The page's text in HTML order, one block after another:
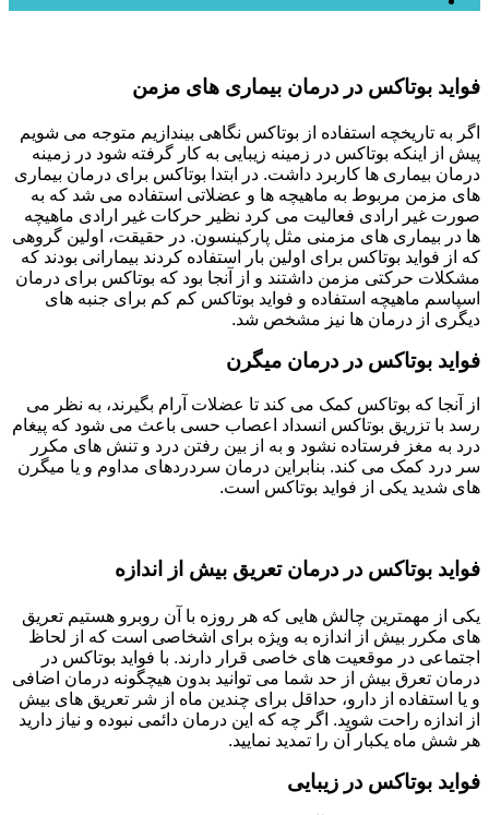
فواید بوتاکس در درمان بیماری های مزمن
اگر به تاریخچه استفاده از بوتاکس نگاهی بیندازیم متوجه می شویم
پیش از اینکه بوتاکس در زمینه زیبایی به کار گرفته شود در زمینه
درمان بیماری ها کاربرد داشت. در ابتدا بوتاکس برای درمان بیماری
های مزمن مربوط به ماهیچه ها و عضلاتی استفاده می شد که به
صورت غیر ارادی فعالیت می کرد نظیر حرکات غیر ارادی ماهیچه
ها در بیماری های مزمنی مثل پارکینسون. در حقیقت، اولین گروهی
که از فواید بوتاکس برای اولین بار استفاده کردند بیمارانی بودند که
مشکلات حرکتی مزمن داشتند و از آنجا بود که بوتاکس برای درمان
اسپاسم ماهیچه استفاده و فواید بوتاکس کم کم برای جنبه های
دیگری از درمان ها نیز مشخص شد.
فواید بوتاکس در درمان میگرن
از آنجا که بوتاکس کمک می کند تا عضلات آرام بگیرند، به نظر می
رسد با تزریق بوتاکس انسداد اعصاب حسی باعث می شود که پیغام
درد به مغز فرستاده نشود و به از بین رفتن درد و تنش های مکرر
سر درد کمک می کند. بنابراین درمان سردردهای مداوم و یا میگرن
های شدید یکی از فواید بوتاکس است.
فواید بوتاکس در درمان تعریق بیش از اندازه
یکی از مهمترین چالش هایی که هر روزه با آن روبرو هستیم تعریق
های مکرر بیش از اندازه به ویژه برای اشخاصی است که از لحاظ
اجتماعی در موقعیت های خاصی قرار دارند. با فواید بوتاکس در
درمان تعرق بیش از حد شما می توانید بدون هیچگونه درمان اضافی
و یا استفاده از دارو، حداقل برای چندین ماه از شر تعریق های بیش
از اندازه راحت شوید. اگر چه که این درمان دائمی نبوده و نیاز دارید
هر شش ماه یکبار آن را تمدید نمایید.
فواید بوتاکس در زیبایی